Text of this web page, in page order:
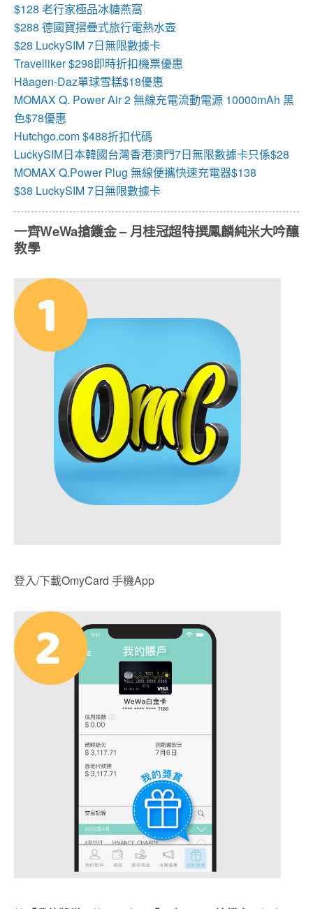
$128 老行家極品冰糖燕窩
$288 德國寶摺疊式旅行電熱水壺
$28 LuckySIM 7日無限數據卡
Travelliker $298即時折扣機票優惠
Häagen-Daz單球雪糕$18優惠
MOMAX Q. Power Air 2 無線充電流動電源 10000mAh 黑
色$78優惠
Hutchgo.com $488折扣代碼
LuckySIM日本韓國台灣香港澳門7日無限數據卡只係$28
MOMAX Q.Power Plug 無線便攜快速充電器$138
$38 LuckySIM 7日無限數據卡
一齊WeWa搶鑊金 – 月桂冠超特撰鳳麟純米大吟釀
教學
登入/下載OmyCard 手機App